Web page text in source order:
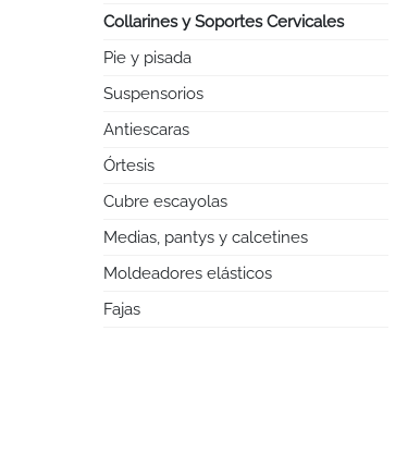
Collarines y Soportes Cervicales
Pie y pisada
Suspensorios
Antiescaras
Órtesis
Cubre escayolas
Medias, pantys y calcetines
Moldeadores elásticos
Fajas